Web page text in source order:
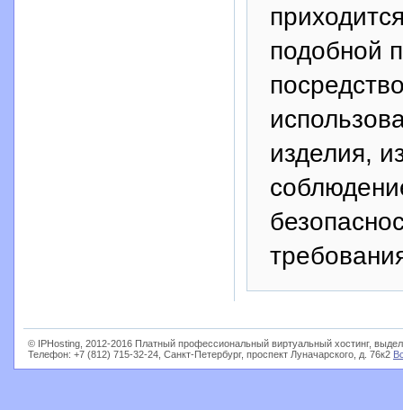
подобной
изделия,
© IPHosting, 2012-2016 Платный профессиональный виртуальный хостинг,
Телефон: +7 (812) 715-32-24, Санкт-Петербург, проспект Луначарского, д. 76к2